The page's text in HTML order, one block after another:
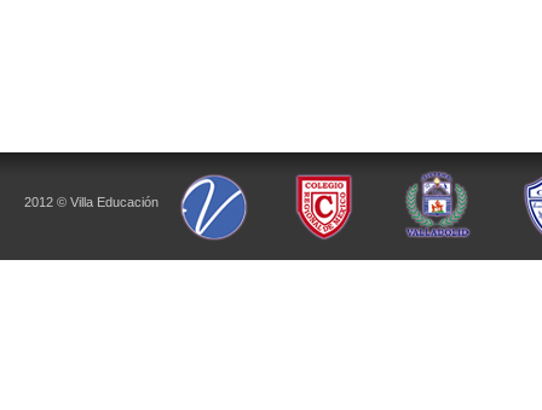
2012 © Villa Educación